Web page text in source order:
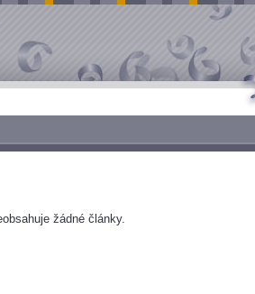
žádné články.